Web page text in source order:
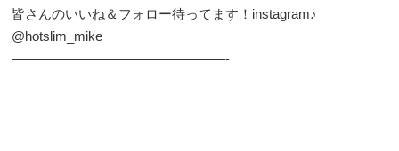
皆さんのいいね＆フォロー待ってます！instagram♪
@hotslim_mike
————————————————-